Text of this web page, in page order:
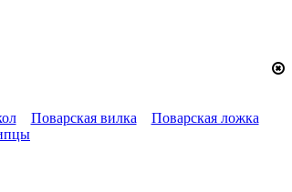
Поварская вилка
Поварская ложка